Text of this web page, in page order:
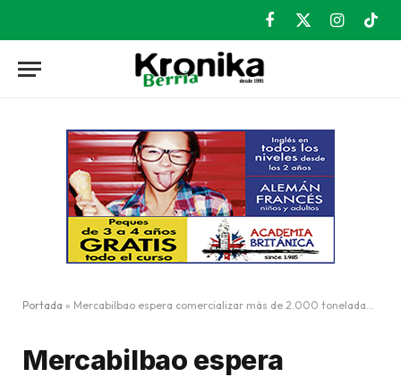
Facebook
X
Instagram
Portada » Mercabilbao espera comercializar más de 2.000 toneladas de pescado en diciembre
Mercabilbao espera